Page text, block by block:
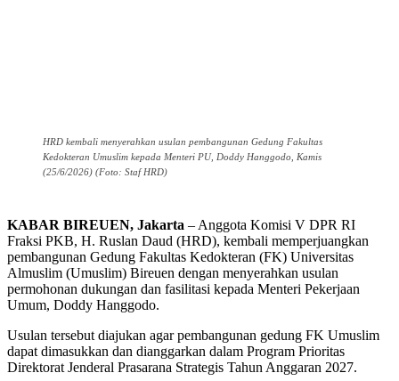
HRD kembali menyerahkan usulan pembangunan Gedung Fakultas
Kedokteran Umuslim kepada Menteri PU, Doddy Hanggodo, Kamis
(25/6/2026) (Foto: Staf HRD)
KABAR BIREUEN, Jakarta – Anggota Komisi V DPR RI
Fraksi PKB, H. Ruslan Daud (HRD), kembali memperjuangkan
pembangunan Gedung Fakultas Kedokteran (FK) Universitas
Almuslim (Umuslim) Bireuen dengan menyerahkan usulan
permohonan dukungan dan fasilitasi kepada Menteri Pekerjaan
Umum, Doddy Hanggodo.
Usulan tersebut diajukan agar pembangunan gedung FK Umuslim
dapat dimasukkan dan dianggarkan dalam Program Prioritas
Direktorat Jenderal Prasarana Strategis Tahun Anggaran 2027.